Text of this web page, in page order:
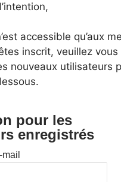
accessible qu’aux
inscrit, veuillez vous
nouveaux utilisateurs
pour les
enregistrés